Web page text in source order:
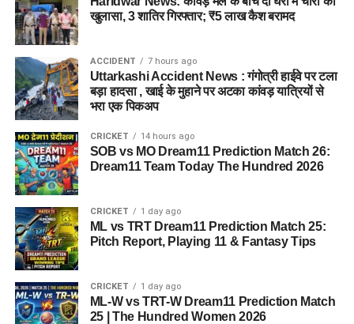
खुलासा, 3 शातिर गिरफ्तार; ₹5 लाख कैश बरामद
ACCIDENT 7 hours ago
Uttarkashi Accident News : गंगोत्री हाईवे पर टला
बड़ा हादसा , खाई के मुहाने पर अटका कांवड़ यात्रियों से
भरा एक पिकअप
CRICKET 14 hours ago
SOB vs MO Dream11 Prediction Match 26:
Dream11 Team Today The Hundred 2026
CRICKET 1 day ago
ML vs TRT Dream11 Prediction Match 25:
Pitch Report, Playing 11 & Fantasy Tips
CRICKET 1 day ago
ML-W vs TRT-W Dream11 Prediction Match
25 | The Hundred Women 2026